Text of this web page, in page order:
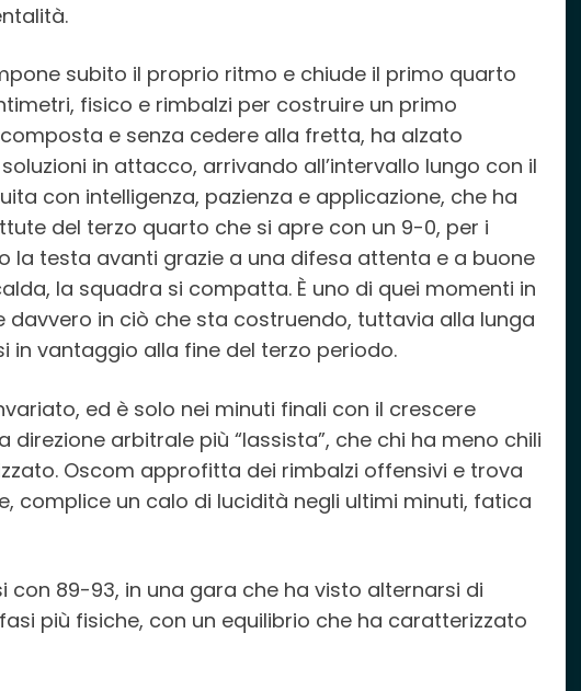
subito il proprio ritmo e chiude il primo quarto
fisico e rimbalzi per costruire un primo
e senza cedere alla fretta, ha alzato
in attacco, arrivando all’intervallo lungo con il
con intelligenza, pazienza e applicazione, che ha
del terzo quarto che si apre con un 9-0, per i
la testa avanti grazie a una difesa attenta e a buone
la squadra si compatta. È uno di quei momenti in
davvero in ciò che sta costruendo, tuttavia alla lunga
vantaggio alla fine del terzo periodo.
ed è solo nei minuti finali con il crescere
direzione arbitrale più “lassista”, che chi ha meno chili
Oscom approfitta dei rimbalzi offensivi e trova
complice un calo di lucidità negli ultimi minuti, fatica
con 89-93, in una gara che ha visto alternarsi di
più fisiche, con un equilibrio che ha caratterizzato